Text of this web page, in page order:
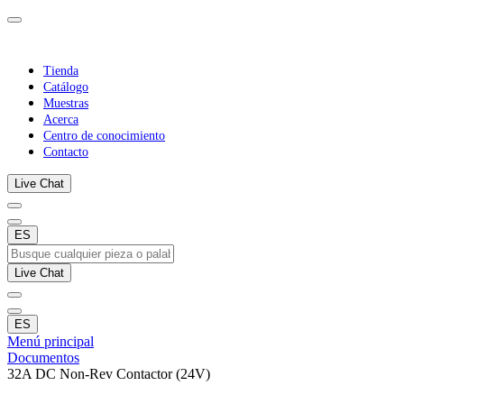
Tienda
Catálogo
Muestras
Acerca
Centro de conocimiento
Contacto
Live Chat
ES
Live Chat
ES
Menú principal
Documentos
32A DC Non-Rev Contactor (24V)